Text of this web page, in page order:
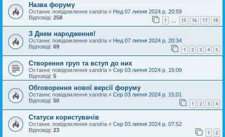
Назва форуму
Останнє повідомлення xandria « Нед 07 липня 2024 р. 20:59
Відповіді: 258 1 15 16 17 18
З Днем народження!
Останнє повідомлення xandria « Нед 07 липня 2024 р. 20:34
Відповіді: 69 1 2 3 4 5
Створення груп та вступ до них
Останнє повідомлення xandria « Сер 03 липня 2024 р. 15:09
Відповіді: 5
Обговорення нової версії форуму
Останнє повідомлення xandria « Сер 03 липня 2024 р. 15:01
Відповіді: 50 1 2 3 4
Статуси користувачів
Останнє повідомлення xandria « Сер 03 липня 2024 р. 07:52
Відповіді: 23 1 2